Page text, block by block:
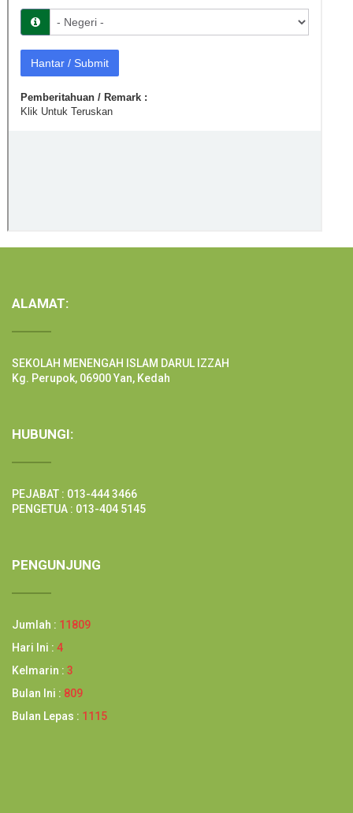
ALAMAT:
SEKOLAH MENENGAH ISLAM DARUL IZZAH
Kg. Perupok, 06900 Yan, Kedah
HUBUNGI:
PEJABAT : 013-444 3466
PENGETUA : 013-404 5145
PENGUNJUNG
Jumlah : 11809
Hari Ini : 4
Kelmarin : 3
Bulan Ini : 809
Bulan Lepas : 1115